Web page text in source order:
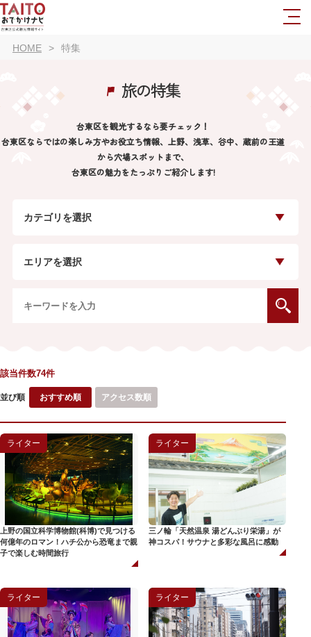
HOME 特集
旅の特集
台東区を観光するなら要チェック！
台東区ならではの楽しみ方やお役立ち情報、上野、浅草、谷中、蔵前の王道
から穴場スポットまで、
台東区の魅力をたっぷりご紹介します!
カテゴリを選択
エリアを選択
該当件数74件
並び順 おすすめ順 アクセス数順
ライター
上野の国立科学博物館(科博)で見つける
何億年のロマン！ハチ公から恐竜まで親
子で楽しむ時間旅行
ライター
三ノ輪「天然温泉 湯どんぶり栄湯」が
神コスパ！サウナと多彩な風呂に感動
ライター ライター